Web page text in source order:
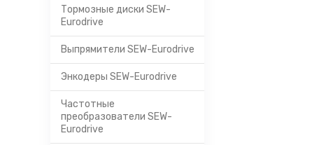
Тормозные диски SEW-
Eurodrive
Выпрямители SEW-Eurodrive
Энкодеры SEW-Eurodrive
Частотные
преобразователи SEW-
Eurodrive